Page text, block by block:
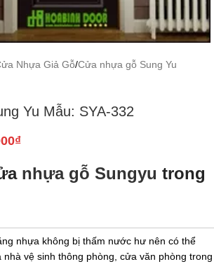
Nhựa Giả Gỗ/Cửa nhựa gỗ Sung Yu
Yu Mẫu: SYA-332
₫
nhựa gỗ Sungyu trong
nhựa không bị thấm nước hư nên có thể
nhà vệ sinh thông phòng, cửa văn phòng trong